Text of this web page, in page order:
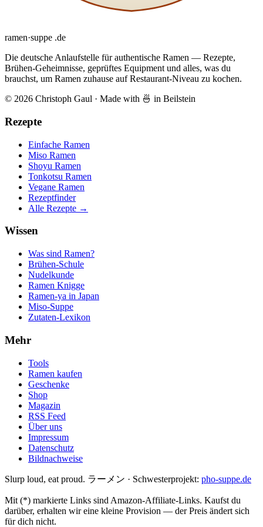
ramen·suppe .de
Die deutsche Anlaufstelle für authentische Ramen — Rezepte,
Brühen-Geheimnisse, geprüftes Equipment und alles, was du
brauchst, um Ramen zuhause auf Restaurant-Niveau zu kochen.
© 2026 Christoph Gaul · Made with 🍜 in Beilstein
Rezepte
Einfache Ramen
Miso Ramen
Shoyu Ramen
Tonkotsu Ramen
Vegane Ramen
Rezeptfinder
Alle Rezepte →
Wissen
Was sind Ramen?
Brühen-Schule
Nudelkunde
Ramen Knigge
Ramen-ya in Japan
Miso-Suppe
Zutaten-Lexikon
Mehr
Tools
Ramen kaufen
Geschenke
Shop
Magazin
RSS Feed
Über uns
Impressum
Datenschutz
Bildnachweise
Slurp loud, eat proud. ラーメン · Schwesterprojekt: pho-suppe.de
Mit (*) markierte Links sind Amazon-Affiliate-Links. Kaufst du
darüber, erhalten wir eine kleine Provision — der Preis ändert sich
für dich nicht.